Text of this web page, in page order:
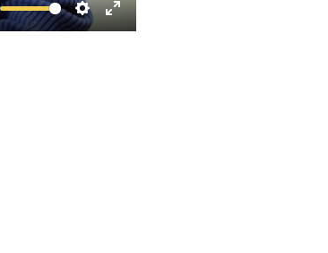
SettingsEnter fullscreen